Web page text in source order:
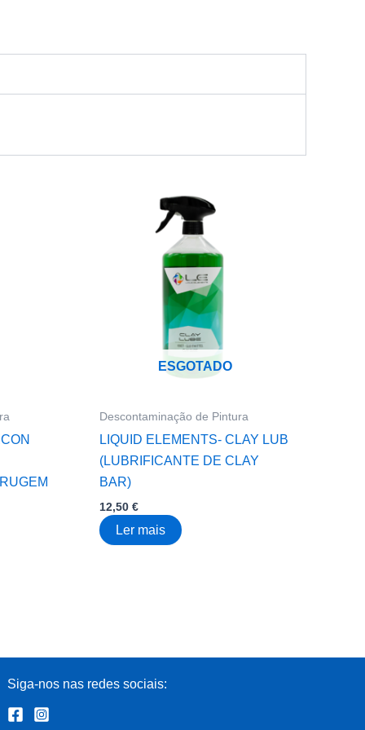
ESGOTADO
Descontaminação de Pintura
LIQUID ELEMENTS- CLAY LUB
(LUBRIFICANTE DE CLAY
BAR)
12,50€
Ler mais
Siga-nos nas redes sociais: